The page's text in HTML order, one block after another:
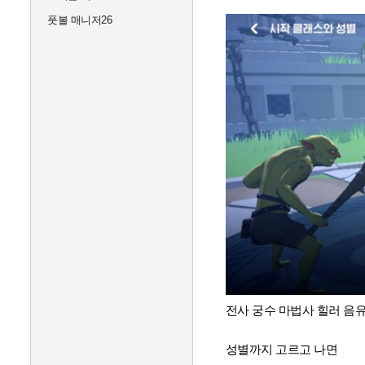
풋볼 매니저26
전사 궁수 마법사 힐러 음
성별까지 고르고 나면